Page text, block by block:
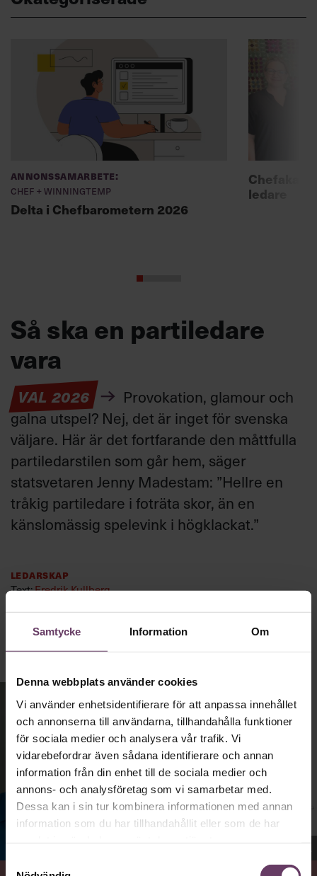
Samtycke Information Om
Denna webbplats använder cookies
Vi använder enhetsidentifierare för att anpassa innehållet
och annonserna till användarna, tillhandahålla funktioner
för sociala medier och analysera vår trafik. Vi
vidarebefordrar även sådana identifierare och annan
information från din enhet till de sociala medier och
annons- och analysföretag som vi samarbetar med.
Dessa kan i sin tur kombinera informationen med annan
information som du har tillhandahållit eller som de har
Samtyckesval
Annonssamarbete:
Chef + Winningtemp
Delta i Chefbarometern 2026
ledare
Så ska en partiledare
vara
VAL 2026
Provokation, glamour och
galna utspel? Nej, det är inget för svenska
väljare. Här är det fortfarande den måttfulla
partiledarstilen som går hem, säger
statsvetaren Jenny Madestam: ”Hellre en
tråkig partiledare i foträta skor, än en
känslomässig spelevink i högklackat.”
Ledarskap
Text:Fredrik Kullberg
Jenny Madestam, docent i statsvetenskap.